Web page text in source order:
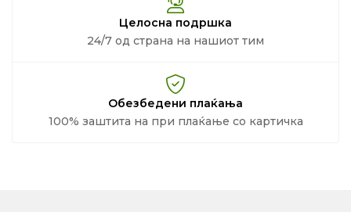
Целосна подршка
24/7 од страна на нашиот тим
Обезбедени плаќања
100% заштита на при плаќање со картичка